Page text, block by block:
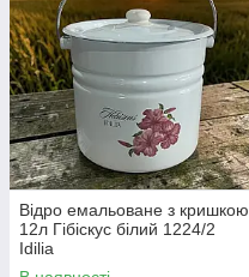
Відро емальоване з кришкою
12л Гібіскус білий 1224/2
Idilia